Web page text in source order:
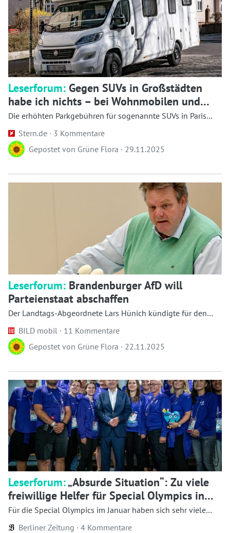
Leserforum: Gegen SUVs in Großstädten
habe ich nichts – bei Wohnmobilen und
Anhängern hört der Spaß aber auf
Die erhöhten Parkgebühren für sogenannte SUVs in Paris
Stern.de · 3 Kommentare
Gepostet von Grüne Flora · 29.11.2025
Leserforum: Brandenburger AfD will
Parteienstaat abschaffen
Der Landtags-Abgeordnete Lars Hünich kündigte für den
BILD mobil · 11 Kommentare
Gepostet von Grüne Flora · 22.11.2025
Leserforum:„Absurde Situation“: Zu viele
freiwillige Helfer für Special Olympics in
Berlin
Für die Special Olympics im Januar haben sich sehr viele
Berliner Zeitung · 4 Kommentare